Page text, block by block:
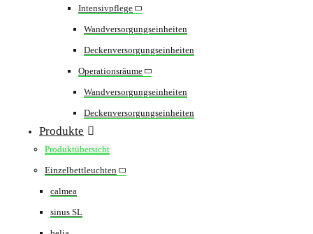
Intensivpflege
Wandversorgungseinheiten
Deckenversorgungseinheiten
Operationsräume
Wandversorgungseinheiten
Deckenversorgungseinheiten
Produkte
Produktübersicht
Einzelbettleuchten
calmea
sinus SL